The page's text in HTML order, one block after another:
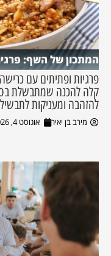
המתכון של השף:
פרגיות ופתיתים עם
קלה להכנה שמתבשלת
להזהבה ומעניקות
מירב בן יאיר אוגוסט 4, 2026